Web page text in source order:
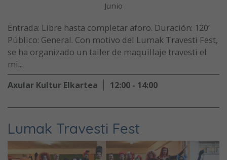
Junio
Entrada: Libre hasta completar aforo. Duración: 120’
Público: General. Con motivo del Lumak Travesti Fest,
se ha organizado un taller de maquillaje travesti el
mi...
Axular Kultur Elkartea 12:00 - 14:00
Lumak Travesti Fest